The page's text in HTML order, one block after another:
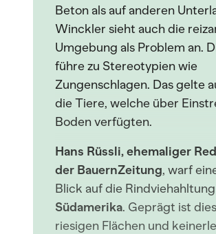
Beton als auf anderen
Winckler sieht auch die
Umgebung als Problem an.
führe zu Stereotypien wie
Zungenschlagen. Das gelte
die Tiere, welche über
Boden verfügten.
Hans Rüssli, ehemaliger
der BauernZeitung, warf
Blick auf die
Südamerika. Geprägt ist
riesigen Flächen und